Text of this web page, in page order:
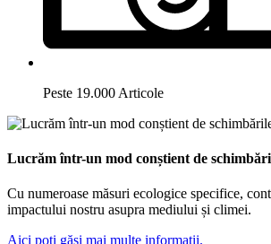
Peste 19.000 Articole
Lucrăm într-un mod conștient de
Cu numeroase măsuri ecologice specifice,
impactului nostru asupra mediului și climei.
Aici poți găsi mai multe informații.